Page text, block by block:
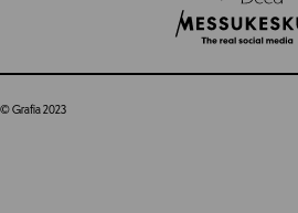
© Grafia 2023